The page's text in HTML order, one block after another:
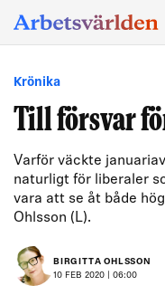
Krönika
Till försvar
Varför väckte
naturligt för liberaler
vara att se åt både
Ohlsson (L).
BIRGITTA OHLSSON
10 FEB 2020 | 06:00